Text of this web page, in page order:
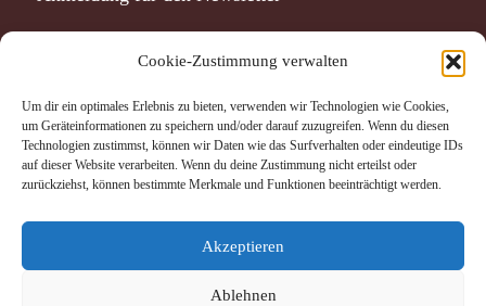
Cookie-Zustimmung verwalten
Um dir ein optimales Erlebnis zu bieten, verwenden wir Technologien wie Cookies,
um Geräteinformationen zu speichern und/oder darauf zuzugreifen. Wenn du diesen
Technologien zustimmst, können wir Daten wie das Surfverhalten oder eindeutige IDs
auf dieser Website verarbeiten. Wenn du deine Zustimmung nicht erteilst oder
zurückziehst, können bestimmte Merkmale und Funktionen beeinträchtigt werden.
Akzeptieren
Ablehnen
Ich habe dieDatenschutzerklärunggelesen und akzeptiere
sie.
Datenschutzerklärung